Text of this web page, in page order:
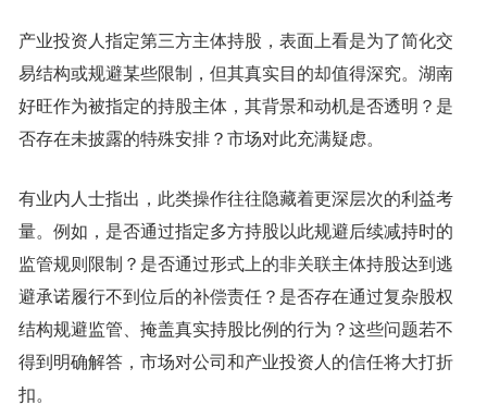
产业投资人指定第三方主体持股，表面上看是为了简化交
易结构或规避某些限制，但其真实目的却值得深究。湖南
好旺作为被指定的持股主体，其背景和动机是否透明？是
否存在未披露的特殊安排？市场对此充满疑虑。
有业内人士指出，此类操作往往隐藏着更深层次的利益考
量。例如，是否通过指定多方持股以此规避后续减持时的
监管规则限制？是否通过形式上的非关联主体持股达到逃
避承诺履行不到位后的补偿责任？是否存在通过复杂股权
结构规避监管、掩盖真实持股比例的行为？这些问题若不
得到明确解答，市场对公司和产业投资人的信任将大打折
扣。